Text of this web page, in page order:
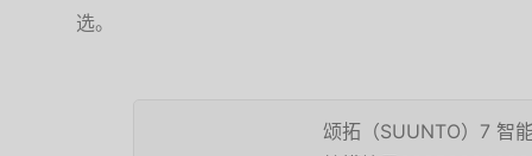
选。
颂拓（SUUNTO）7 智